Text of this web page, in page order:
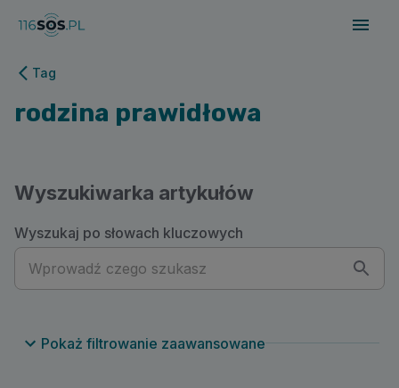
Tag
rodzina prawidłowa
Wyszukiwarka artykułów
Wyszukaj po słowach kluczowych
Pokaż filtrowanie zaawansowane
116sos.pl | rodzina prawidłowa